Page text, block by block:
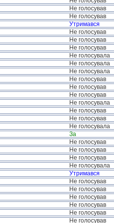
Не голосував
Не голосував
Утримався
Не голосував
Не голосував
Не голосував
Не голосувала
Не голосувала
Не голосувала
Не голосував
Не голосував
Не голосував
Не голосувала
Не голосував
Не голосував
Не голосувала
За
Не голосував
Не голосував
Не голосував
Не голосувала
Утримався
Не голосував
Не голосував
Не голосував
Не голосував
Не голосував
Не голосував